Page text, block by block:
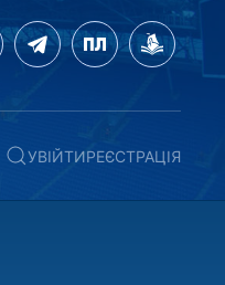
УВІЙТИРЕЄСТРАЦІЯ